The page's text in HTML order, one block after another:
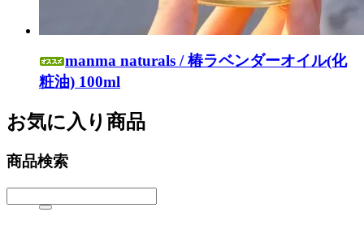
manma naturals / 椿ラベンダーオイル(化
粧油) 100ml
お気に入り商品
商品検索